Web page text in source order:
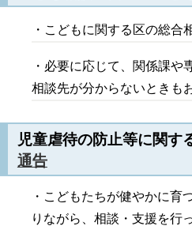
・こどもに関する区の総合
・必要に応じて、関係課や
相談先が分からないときも
児童虐待の防止等に関
通告
・こどもたちが健やかに育
りながら、相談・支援を行